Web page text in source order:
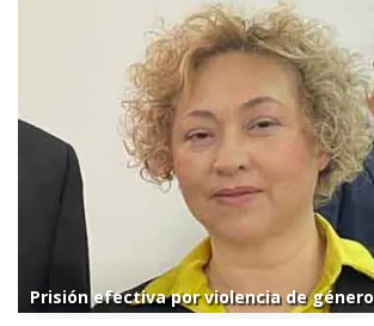
Prisión efectiva por violencia de género